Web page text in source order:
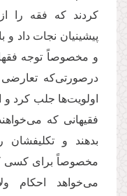
کردند که فقه را از
پیشینیان نجات داد
و مخصوصاً توجه
درصورتی‌که
اولویت‌ها جلب کرد
فقیهانی که
بدهند و
مخصوصاً برای کسی
می‌خواهد احکام